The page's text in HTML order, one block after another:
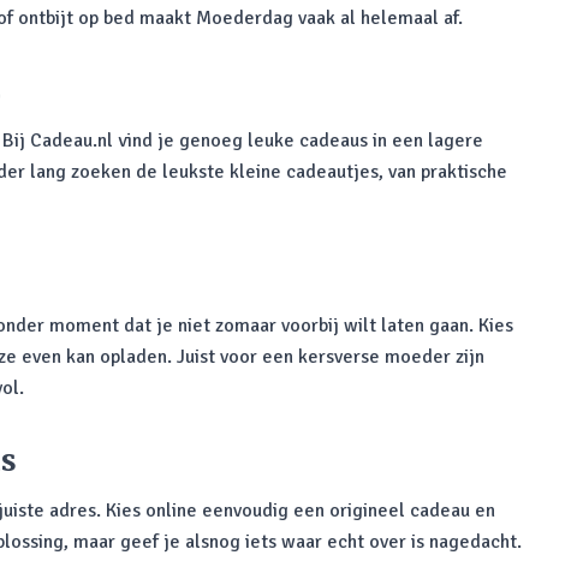
ontbijt op bed maakt Moederdag vaak al helemaal af.
Cadeau.nl vind je genoeg leuke cadeaus in een lagere
lang zoeken de leukste kleine cadeautjes, van praktische
moment dat je niet zomaar voorbij wilt laten gaan. Kies
even kan opladen. Juist voor een kersverse moeder zijn
adres. Kies online eenvoudig een origineel cadeau en
maar geef je alsnog iets waar echt over is nagedacht.